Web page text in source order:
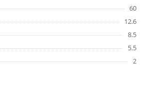
60
12.6
8.5
5.5
2